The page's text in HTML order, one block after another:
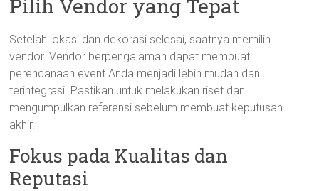
Pilih Vendor yang Tepat
Setelah lokasi dan dekorasi selesai, saatnya memilih
vendor. Vendor berpengalaman dapat membuat
perencanaan event Anda menjadi lebih mudah dan
terintegrasi. Pastikan untuk melakukan riset dan
mengumpulkan referensi sebelum membuat keputusan
akhir.
Fokus pada Kualitas dan
Reputasi